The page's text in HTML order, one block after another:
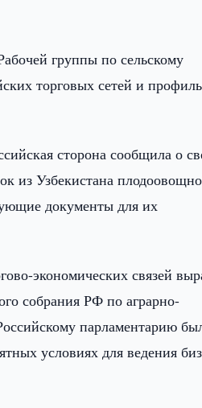
группы по сельскому
торговых сетей и
сторона сообщила о
из Узбекистана
документы для их
экономических связей
собрания РФ по аграрно-
парламентарию
условиях для ведения